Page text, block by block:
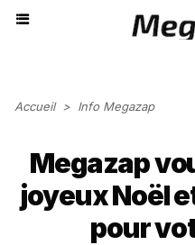
Accueil > Info Megazap
Megazap
joyeux Noël
pour